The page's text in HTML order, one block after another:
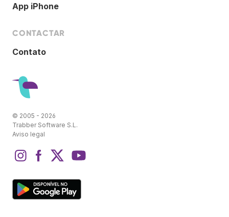
App iPhone
CONTACTAR
Contato
© 2005 - 2026
Trabber Software S.L.
Aviso legal